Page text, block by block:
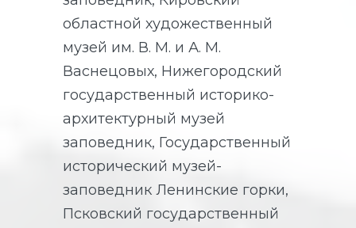
областной художественный
музей им. В. М. и А. М.
Васнецовых, Нижегородский
государственный историко-
архитектурный музей
заповедник, Государственный
исторический музей-
заповедник Ленинские горки,
Псковский государственный